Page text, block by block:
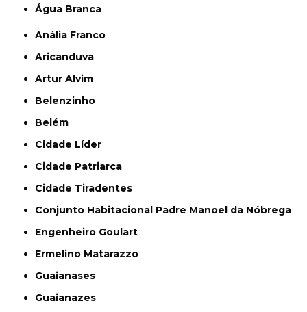
Água Branca
Anália Franco
Aricanduva
Artur Alvim
Belenzinho
Belém
Cidade Líder
Cidade Patriarca
Cidade Tiradentes
Conjunto Habitacional Padre Manoel da Nóbrega
Engenheiro Goulart
Ermelino Matarazzo
Guaianases
Guaianazes